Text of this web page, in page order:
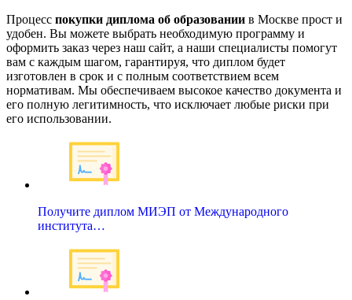
Процесс покупки диплома об образовании в Москве прост и
удобен. Вы можете выбрать необходимую программу и
оформить заказ через наш сайт, а наши специалисты помогут
вам с каждым шагом, гарантируя, что диплом будет
изготовлен в срок и с полным соответствием всем
нормативам. Мы обеспечиваем высокое качество документа и
его полную легитимность, что исключает любые риски при
его использовании.
Получите диплом МИЭП от Международного
института…